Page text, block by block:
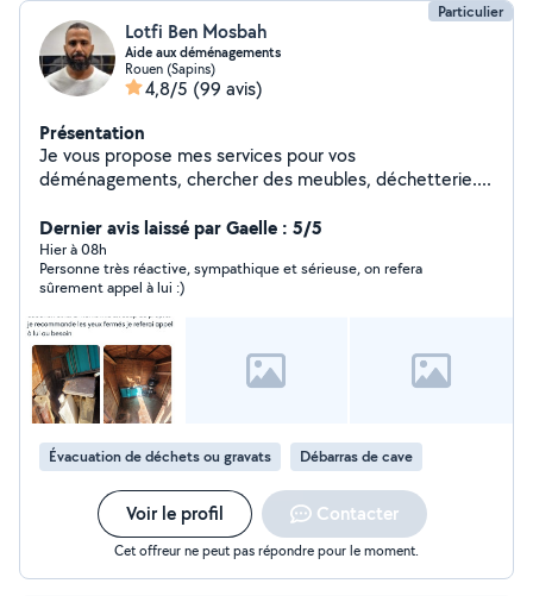
Particulier
Lotfi Ben Mosbah
Aide aux déménagements
Rouen (Sapins)
4,8/5 (99 avis)
Présentation
Je vous propose mes services pour vos
déménagements, chercher des meubles, déchetterie....
Dernier avis laissé par Gaelle : 5/5
Hier à 08h
Personne très réactive, sympathique et sérieuse, on refera
sûrement appel à lui :)
Évacuation de déchets ou gravats Débarras de cave
Voir le profil Contacter
Cet offreur ne peut pas répondre pour le moment.